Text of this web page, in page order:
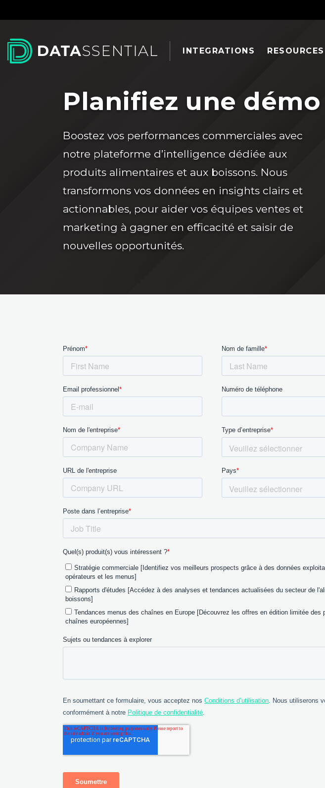
INTEGRATIONS RESOURCES
Planifiez une démo
Boostez vos performances commerciales avec
notre plateforme d’intelligence dédiée aux
produits alimentaires et aux boissons. Nous
transformons vos données en insights clairs et
actionnables, pour aider vos équipes ventes et
marketing à gagner en efficacité et saisir de
nouvelles opportunités.